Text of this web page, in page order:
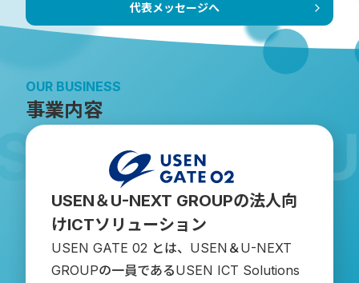
代表メッセージへ
OUR
OUR BUSINESS
事業内容
USEN＆U-NEXT GROUPの法人向
けICTソリューション
USEN GATE 02 とは、USEN＆U-NEXT
GROUPの一員であるUSEN ICT Solutions